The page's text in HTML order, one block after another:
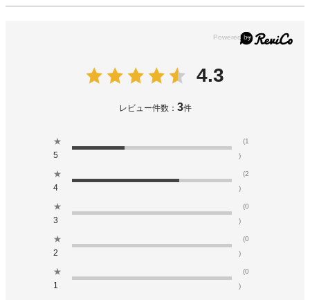
4.3
レビュー件数： 3件
★
5
(1
)
★
4
(2
)
★
3
(0
)
★
2
(0
)
★
1
(0
)